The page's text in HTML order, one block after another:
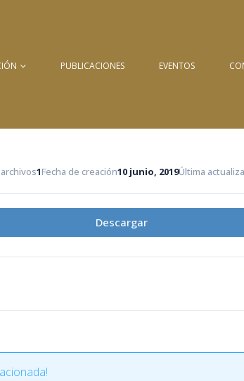
PUBLICACIONES EVENTOS
1Fecha de creación10 junio, 2019Última
Descargar